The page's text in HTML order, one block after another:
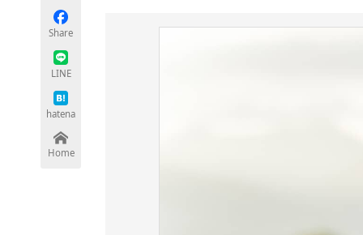
Share
LINE
hatena
Home